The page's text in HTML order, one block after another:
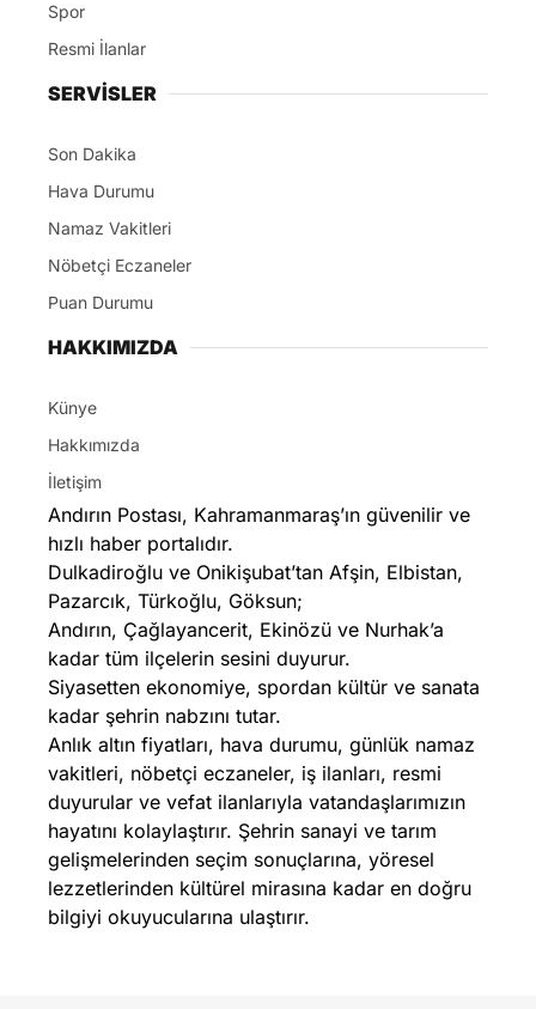
Spor
Resmi İlanlar
SERVİSLER
Son Dakika
Hava Durumu
Namaz Vakitleri
Nöbetçi Eczaneler
Puan Durumu
HAKKIMIZDA
Künye
Hakkımızda
İletişim
Andırın Postası, Kahramanmaraş’ın güvenilir ve
hızlı haber portalıdır.
Dulkadiroğlu ve Onikişubat’tan Afşin, Elbistan,
Pazarcık, Türkoğlu, Göksun;
Andırın, Çağlayancerit, Ekinözü ve Nurhak’a
kadar tüm ilçelerin sesini duyurur.
Siyasetten ekonomiye, spordan kültür ve sanata
kadar şehrin nabzını tutar.
Anlık altın fiyatları, hava durumu, günlük namaz
vakitleri, nöbetçi eczaneler, iş ilanları, resmi
duyurular ve vefat ilanlarıyla vatandaşlarımızın
hayatını kolaylaştırır. Şehrin sanayi ve tarım
gelişmelerinden seçim sonuçlarına, yöresel
lezzetlerinden kültürel mirasına kadar en doğru
bilgiyi okuyucularına ulaştırır.